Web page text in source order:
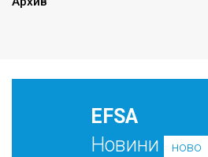
EFSA
Новини
ново